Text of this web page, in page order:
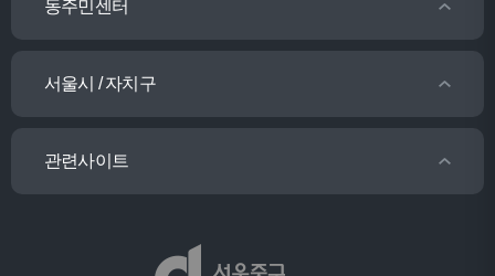
동주민센터
서울시 / 자치구
관련사이트